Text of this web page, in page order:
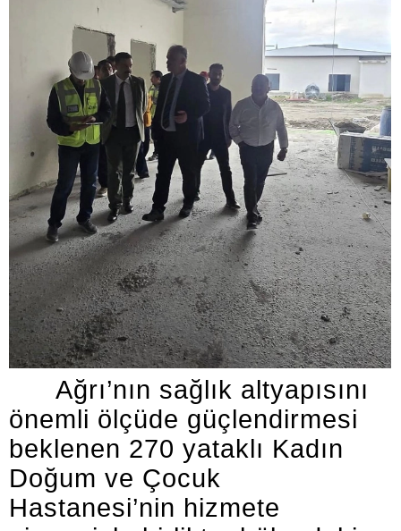
Ağrı’nın sağlık altyapısını
önemli ölçüde güçlendirmesi
beklenen 270 yataklı Kadın
Doğum ve Çocuk
Hastanesi’nin hizmete